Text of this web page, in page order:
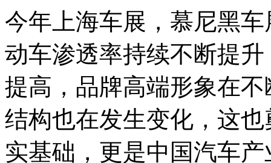
今年上海车展，慕尼黑
动车渗透率持续不断提
提高，品牌高端形象在
结构也在发生变化，这
实基础，更是中国汽车